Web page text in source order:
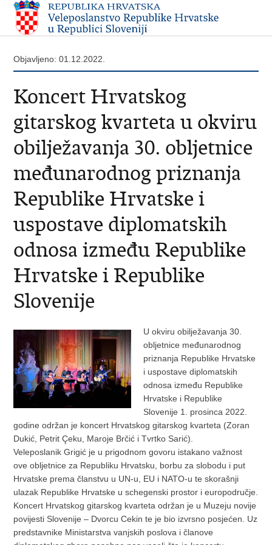
Objavljeno: 01.12.2022.
Koncert Hrvatskog
gitarskog kvarteta u okviru
obilježavanja 30. obljetnice
međunarodnog priznanja
Republike Hrvatske i
uspostave diplomatskih
odnosa između Republike
Hrvatske i Republike
Slovenije
U okviru obilježavanja 30.
obljetnice međunarodnog
priznanja Republike Hrvatske
i uspostave diplomatskih
odnosa između Republike
Hrvatske i Republike
Slovenije 1. prosinca 2022.
godine održan je koncert Hrvatskog gitarskog kvarteta (Zoran
Dukić, Petrit Çeku, Maroje Brčić i Tvrtko Sarić).
Veleposlanik Grigić je u prigodnom govoru istakano važnost
ove obljetnice za Republiku Hrvatsku, borbu za slobodu i put
Hrvatske prema članstvu u UN-u, EU i NATO-u te skorašnji
ulazak Republike Hrvatske u schegenski prostor i europodručje.
Koncert Hrvatskog gitarskog kvarteta održan je u Muzeju novije
povijesti Slovenije – Dvorcu Cekin te je bio izvrsno posjećen. Uz
predstavnike Ministarstva vanjskih poslova i članove